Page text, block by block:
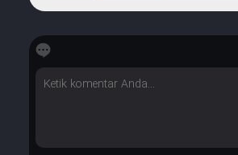
Berapa banyak bintang yang dimilikinya?